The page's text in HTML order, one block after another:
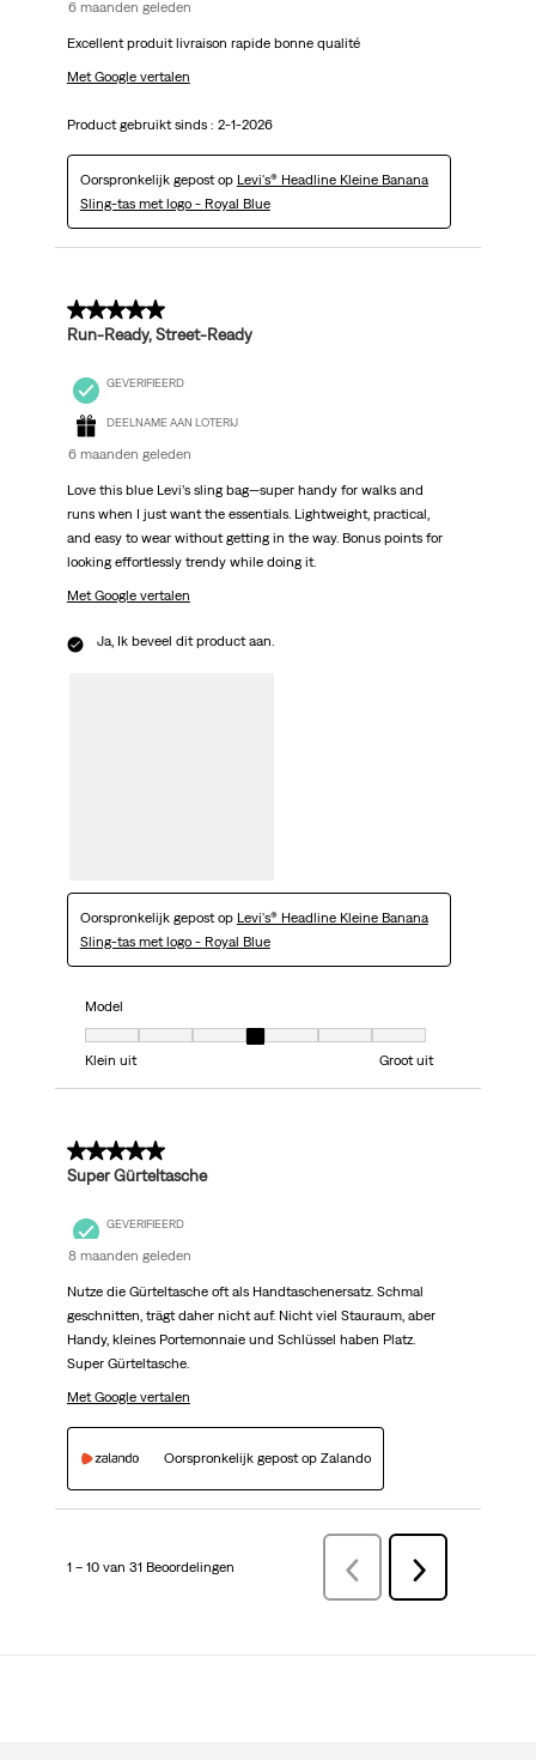
6 maanden geleden
Excellent produit livraison rapide bonne qualité
Met Google vertalen
Product gebruikt sinds : 2-1-2026
Oorspronkelijk gepost op Levi's® Headline Kleine Banana
Sling-tas met logo - Royal Blue
5 van 5 sterren.
Run-Ready, Street-Ready
GEVERIFIEERD
DEELNAME AAN LOTERIJ
6 maanden geleden
Love this blue Levi’s sling bag—super handy for walks and
runs when I just want the essentials. Lightweight, practical,
and easy to wear without getting in the way. Bonus points for
looking effortlessly trendy while doing it.
Met Google vertalen
Ja, Ik beveel dit product aan.
Oorspronkelijk gepost op Levi's® Headline Kleine Banana
Sling-tas met logo - Royal Blue
Model
Model, 4 van 7, waarbij 1 gelijk is aan Klein uit en 7 gelijk is aan Groot uit
Klein uit
Groot uit
5 van 5 sterren.
Super Gürteltasche
GEVERIFIEERD
8 maanden geleden
Nutze die Gürteltasche oft als Handtaschenersatz. Schmal
geschnitten, trägt daher nicht auf. Nicht viel Stauraum, aber
Handy, kleines Portemonnaie und Schlüssel haben Platz.
Super Gürteltasche.
Met Google vertalen
Oorspronkelijk gepost op Zalando
1 – 10 van 31 Beoordelingen VorigeBeoordelingen
Volgende
Beoordelingen